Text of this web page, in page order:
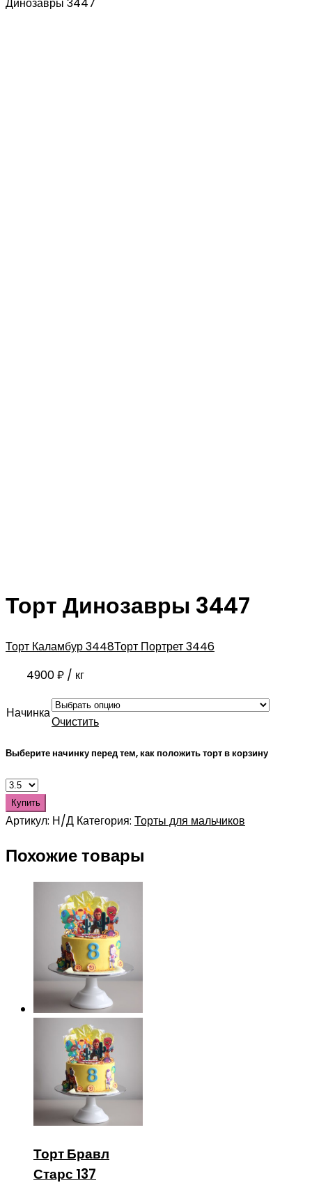
Торт Динозавры 3447
Торт Каламбур 3448Торт Портрет 3446
4900₽ / кг
Начинка
Очистить
Выберите начинку перед тем, как положить торт в корзину
Купить
Артикул: Н/Д Категория: Торты для мальчиков
Похожие товары
Торт Бравл
Старс 137